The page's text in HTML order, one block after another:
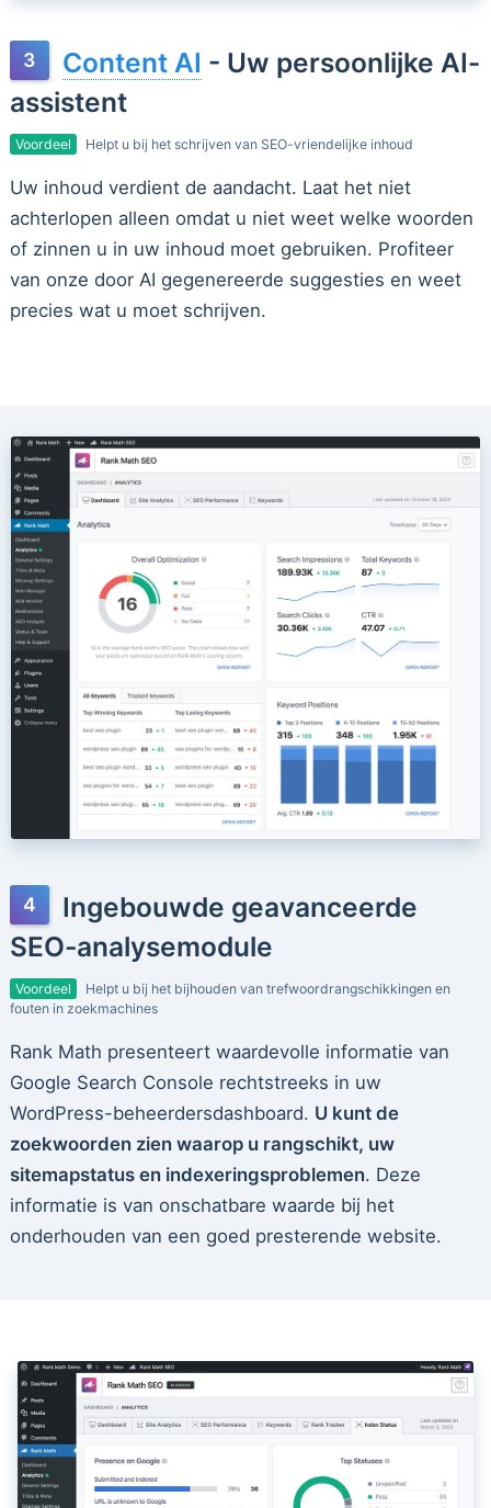
Content AI - Uw persoonlijke AI-
assistent
Voordeel Helpt u bij het schrijven van SEO-vriendelijke inhoud
Uw inhoud verdient de aandacht. Laat het niet
achterlopen alleen omdat u niet weet welke woorden
of zinnen u in uw inhoud moet gebruiken. Profiteer
van onze door AI gegenereerde suggesties en weet
precies wat u moet schrijven.
Ingebouwde geavanceerde
SEO-analysemodule
Voordeel
Helpt u bij het bijhouden van trefwoordrangschikkingen en
fouten in zoekmachines
Rank Math presenteert waardevolle informatie van
Google Search Console rechtstreeks in uw
WordPress-beheerdersdashboard. U kunt de
zoekwoorden zien waarop u rangschikt, uw
sitemapstatus en indexeringsproblemen. Deze
informatie is van onschatbare waarde bij het
onderhouden van een goed presterende website.